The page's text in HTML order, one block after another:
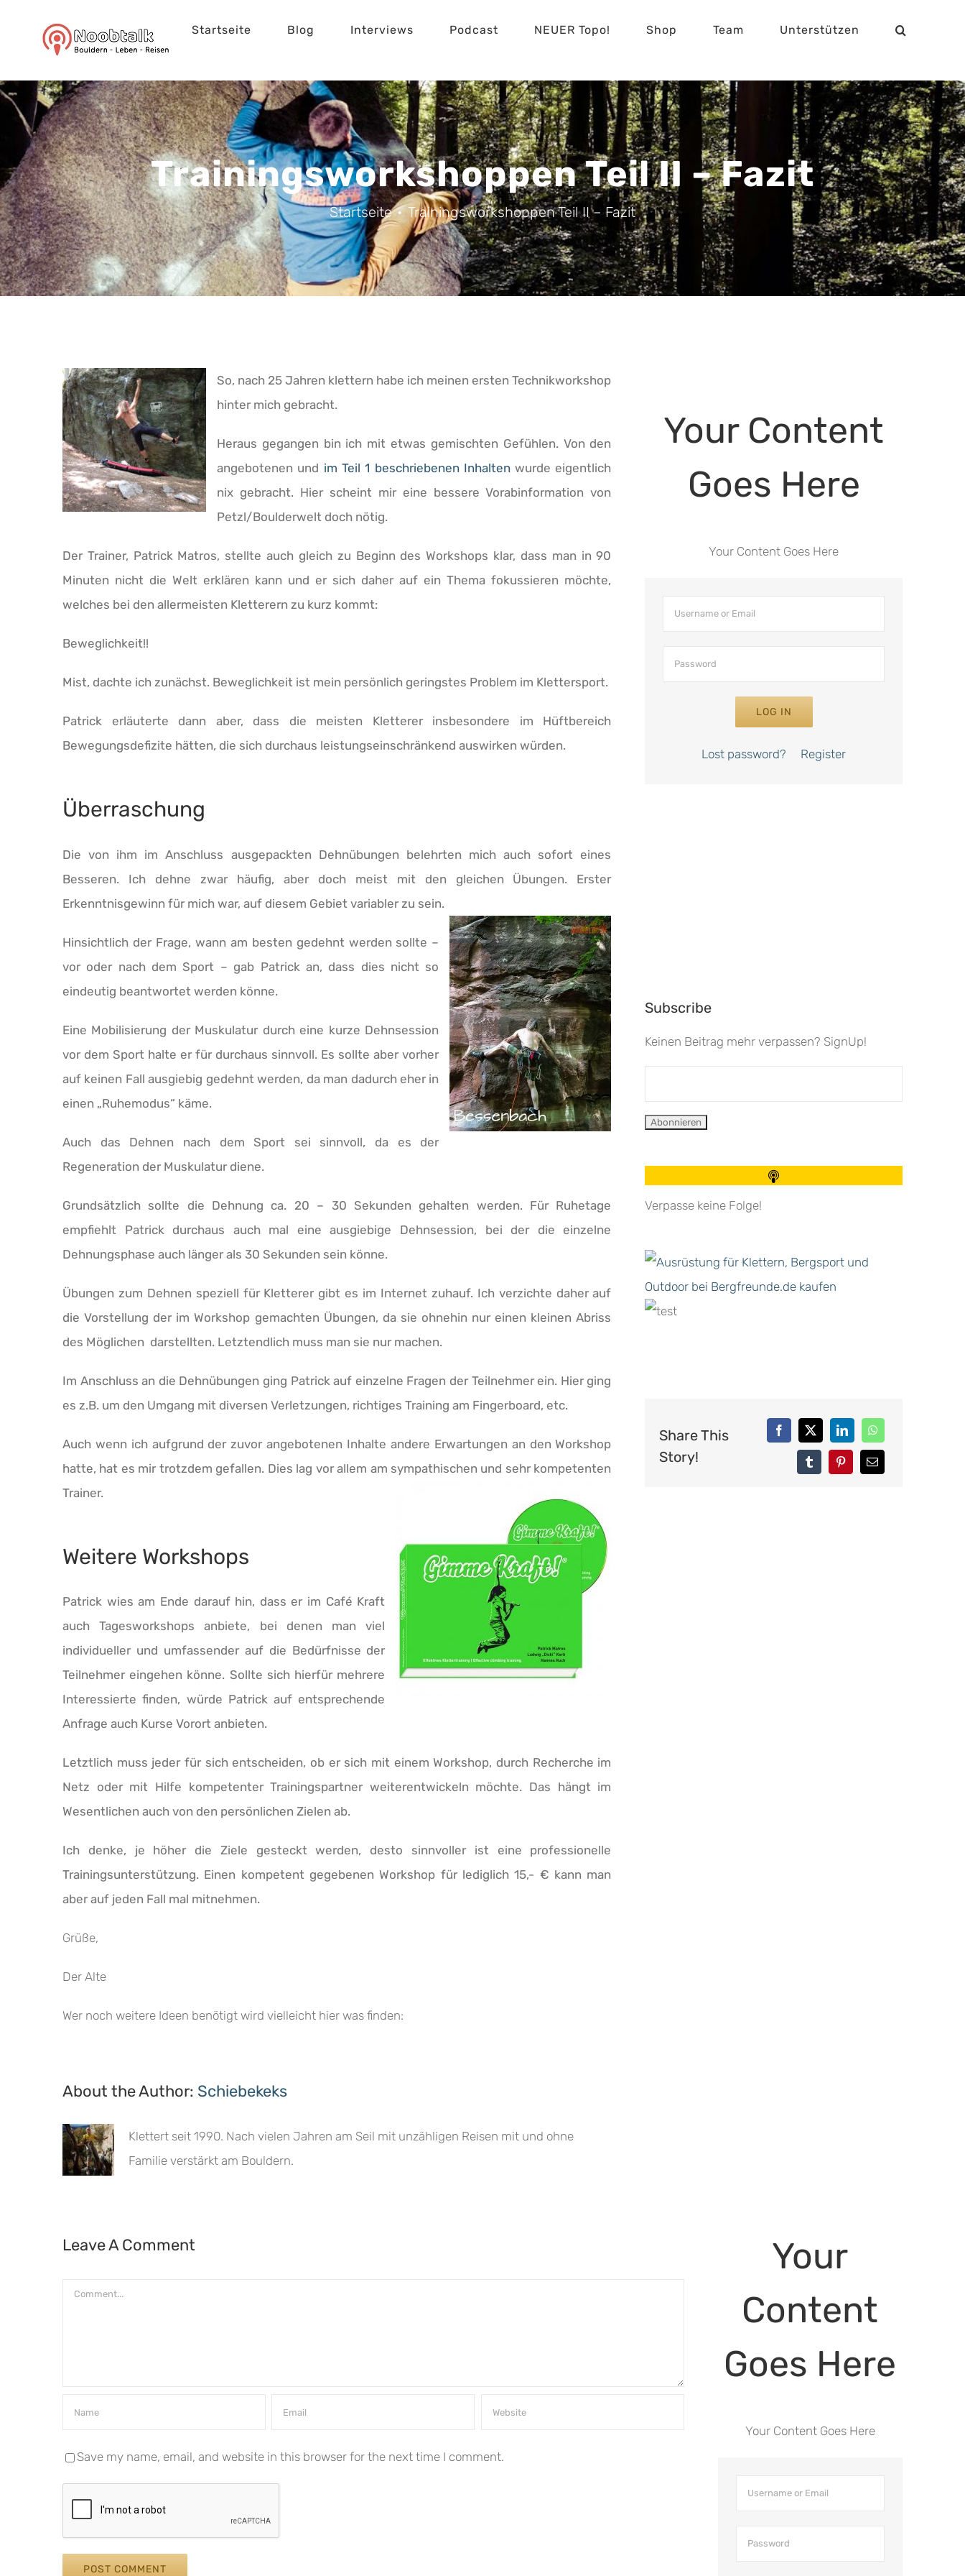
Startseite Blog Interviews Podcast NEUER Topo! Shop Team Unterstützen
Trainingsworkshoppen Teil II – Fazit
Startseite Trainingsworkshoppen Teil II – Fazit
So, nach 25 Jahren klettern habe ich meinen ersten Technikworkshop
hinter mich gebracht.
Heraus gegangen bin ich mit etwas gemischten Gefühlen. Von den
angebotenen und im Teil 1 beschriebenen Inhaltenwurde eigentlich
nix gebracht. Hier scheint mir eine bessere Vorabinformation von
Petzl/Boulderwelt doch nötig.
Der Trainer, Patrick Matros, stellte auch gleich zu Beginn des Workshops klar, dass man in 90
Minuten nicht die Welt erklären kann und er sich daher auf ein Thema fokussieren möchte,
welches bei den allermeisten Kletterern zu kurz kommt:
Beweglichkeit!!
Mist, dachte ich zunächst. Beweglichkeit ist mein persönlich geringstes Problem im Klettersport.
Patrick erläuterte dann aber, dass die meisten Kletterer insbesondere im Hüftbereich
Bewegungsdefizite hätten, die sich durchaus leistungseinschränkend auswirken würden.
Überraschung
Die von ihm im Anschluss ausgepackten Dehnübungen belehrten mich auch sofort eines
Besseren. Ich dehne zwar häufig, aber doch meist mit den gleichen Übungen. Erster
Erkenntnisgewinn für mich war, auf diesem Gebiet variabler zu sein.
Hinsichtlich der Frage, wann am besten gedehnt werden sollte –
vor oder nach dem Sport – gab Patrick an, dass dies nicht so
eindeutig beantwortet werden könne.
Eine Mobilisierung der Muskulatur durch eine kurze Dehnsession
vor dem Sport halte er für durchaus sinnvoll. Es sollte aber vorher
auf keinen Fall ausgiebig gedehnt werden, da man dadurch eher in
einen „Ruhemodus“ käme.
Auch das Dehnen nach dem Sport sei sinnvoll, da es der
Regeneration der Muskulatur diene.
Grundsätzlich sollte die Dehnung ca. 20 – 30 Sekunden gehalten werden. Für Ruhetage
empfiehlt Patrick durchaus auch mal eine ausgiebige Dehnsession, bei der die einzelne
Dehnungsphase auch länger als 30 Sekunden sein könne.
Übungen zum Dehnen speziell für Kletterer gibt es im Internet zuhauf. Ich verzichte daher auf
die Vorstellung der im Workshop gemachten Übungen, da sie ohnehin nur einen kleinen Abriss
des Möglichen darstellten. Letztendlich muss man sie nur machen.
Im Anschluss an die Dehnübungen ging Patrick auf einzelne Fragen der Teilnehmer ein. Hier ging
es z.B. um den Umgang mit diversen Verletzungen, richtiges Training am Fingerboard, etc.
Auch wenn ich aufgrund der zuvor angebotenen Inhalte andere Erwartungen an den Workshop
hatte, hat es mir trotzdem gefallen. Dies lag vor allem am sympathischen und sehr kompetenten
Trainer.
Weitere Workshops
Patrick wies am Ende darauf hin, dass er im Café Kraft
auch Tagesworkshops anbiete, bei denen man viel
individueller und umfassender auf die Bedürfnisse der
Teilnehmer eingehen könne. Sollte sich hierfür mehrere
Interessierte finden, würde Patrick auf entsprechende
Anfrage auch Kurse Vorort anbieten.
Letztlich muss jeder für sich entscheiden, ob er sich mit einem Workshop, durch Recherche im
Netz oder mit Hilfe kompetenter Trainingspartner weiterentwickeln möchte. Das hängt im
Wesentlichen auch von den persönlichen Zielen ab.
Ich denke, je höher die Ziele gesteckt werden, desto sinnvoller ist eine professionelle
Trainingsunterstützung. Einen kompetent gegebenen Workshop für lediglich 15,- € kann man
aber auf jeden Fall mal mitnehmen.
Grüße,
Der Alte
Wer noch weitere Ideen benötigt wird vielleicht hier was finden:
About the Author: Schiebekeks
Klettert seit 1990. Nach vielen Jahren am Seil mit unzähligen Reisen mit und ohne
Familie verstärkt am Bouldern.
Your Content
Goes Here
Your Content Goes Here
LOG IN
Lost password? Register
Subscribe
Keinen Beitrag mehr verpassen? SignUp!
Verpasse keine Folge!
Share This
Story!
Leave A Comment
Comment
Save my name, email, and website in this browser for the next time I comment.
Your
Content
Goes Here
Your Content Goes Here